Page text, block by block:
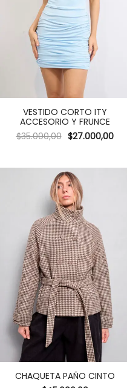
VESTIDO CORTO ITY
ACCESORIO Y FRUNCE
$35.000,00 $27.000,00
CHAQUETA PAÑO CINTO